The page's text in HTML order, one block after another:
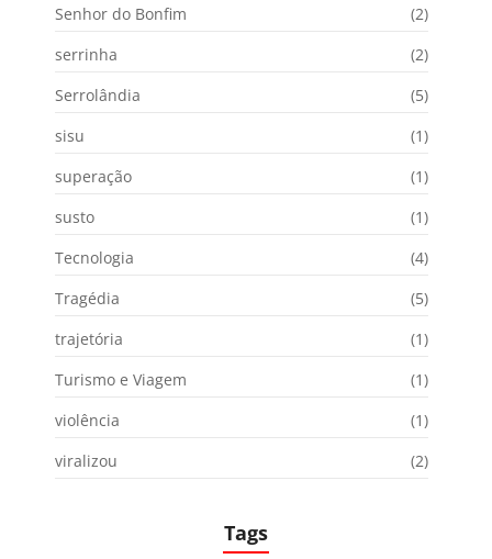
Senhor do Bonfim
(2)
serrinha
(2)
Serrolândia
(5)
sisu
(1)
superação
(1)
susto
(1)
Tecnologia
(4)
Tragédia
(5)
trajetória
(1)
Turismo e Viagem
(1)
violência
(1)
viralizou
(2)
Tags